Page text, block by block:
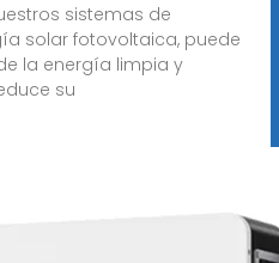
sistemas de
solar fotovoltaica, puede
la energía limpia y
su